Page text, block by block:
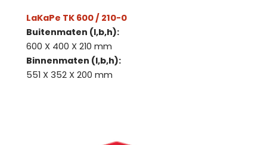
LaKaPe TK 600 / 210-0
Buitenmaten (l,b,h):
600 X 400 X 210 mm
Binnenmaten (l,b,h):
551 X 352 X 200 mm